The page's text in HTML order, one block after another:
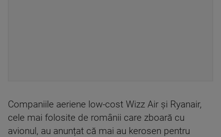
Companiile aeriene low-cost Wizz Air și Ryanair,
cele mai folosite de românii care zboară cu
avionul, au anunțat că mai au kerosen pentru